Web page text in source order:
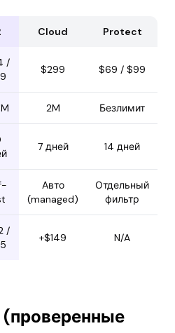
Cloud Protect
/
$299 $69 / $99
2M Безлимит
7 дней 14 дней
Авто
(managed)
Отдельный
фильтр
/
+$149 N/A